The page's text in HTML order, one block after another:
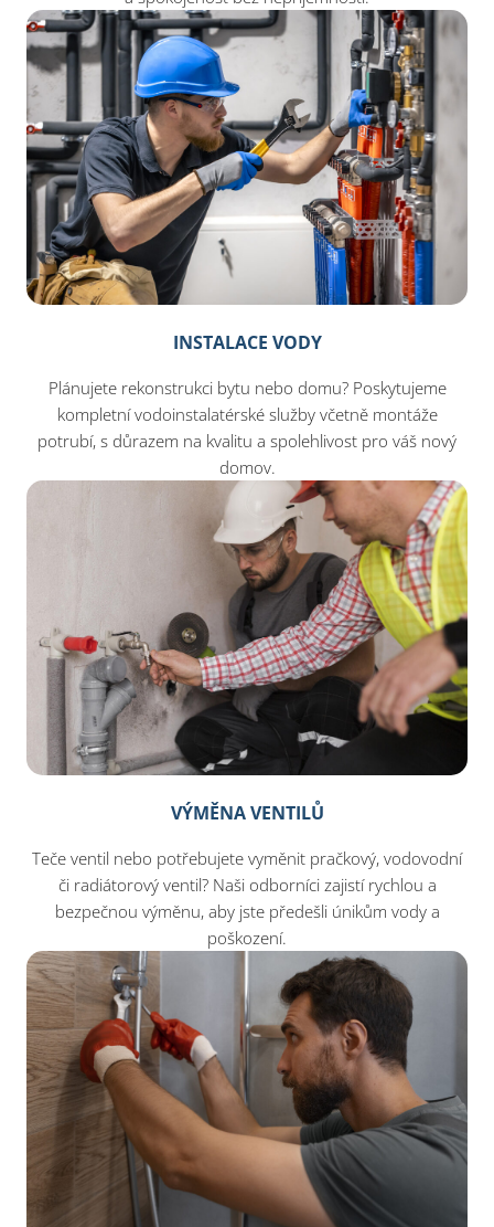
INSTALACE VODY
Plánujete rekonstrukci bytu nebo domu? Poskytujeme
kompletní vodoinstalatérské služby včetně montáže
potrubí, s důrazem na kvalitu a spolehlivost pro váš nový
domov.
VÝMĚNA VENTILŮ
Teče ventil nebo potřebujete vyměnit pračkový, vodovodní
či radiátorový ventil? Naši odborníci zajistí rychlou a
bezpečnou výměnu, aby jste předešli únikům vody a
poškození.